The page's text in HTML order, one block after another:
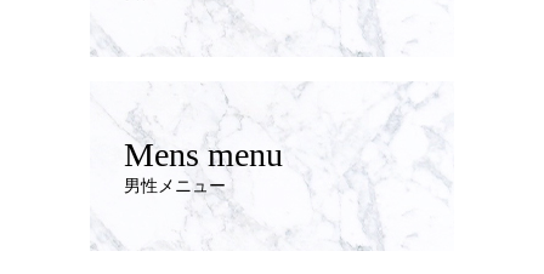
Mens menu
男性メニュー